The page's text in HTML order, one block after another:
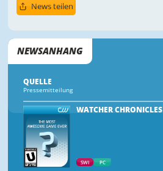
News teilen
NEWSANHANG
QUELLE
Pressemitteilung
WATCHER CHRONICLES
SWI PC